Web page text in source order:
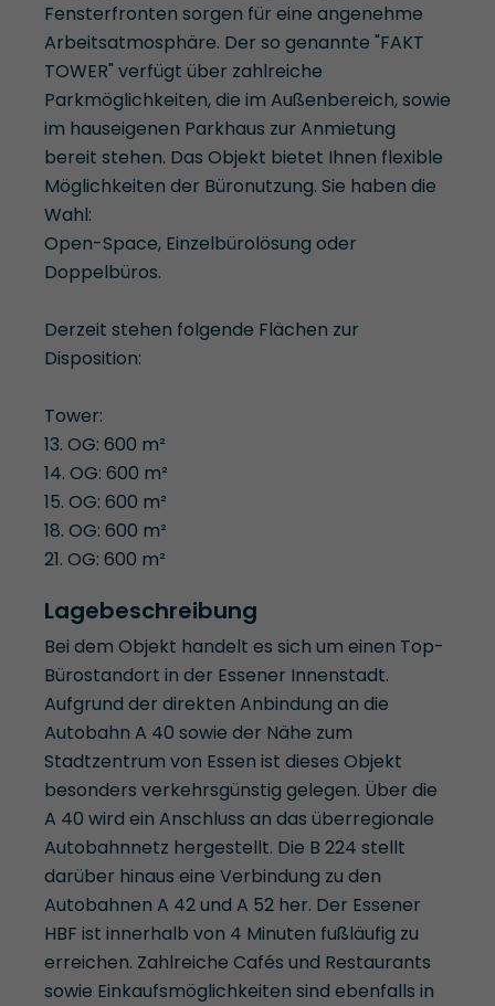
Fensterfronten sorgen für eine angenehme
Arbeitsatmosphäre. Der so genannte "FAKT
TOWER" verfügt über zahlreiche
Parkmöglichkeiten, die im Außenbereich, sowie
im hauseigenen Parkhaus zur Anmietung
bereit stehen. Das Objekt bietet Ihnen flexible
Möglichkeiten der Büronutzung. Sie haben die
Wahl:
Open-Space, Einzelbürolösung oder
Doppelbüros.
Derzeit stehen folgende Flächen zur
Disposition:
Tower:
13. OG: 600 m²
14. OG: 600 m²
15. OG: 600 m²
18. OG: 600 m²
21. OG: 600 m²
Lagebeschreibung
Bei dem Objekt handelt es sich um einen Top-
Bürostandort in der Essener Innenstadt.
Aufgrund der direkten Anbindung an die
Autobahn A 40 sowie der Nähe zum
Stadtzentrum von Essen ist dieses Objekt
besonders verkehrsgünstig gelegen. Über die
A 40 wird ein Anschluss an das überregionale
Autobahnnetz hergestellt. Die B 224 stellt
darüber hinaus eine Verbindung zu den
Autobahnen A 42 und A 52 her. Der Essener
HBF ist innerhalb von 4 Minuten fußläufig zu
erreichen. Zahlreiche Cafés und Restaurants
sowie Einkaufsmöglichkeiten sind ebenfalls in